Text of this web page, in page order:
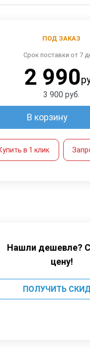
ПОД ЗАКАЗ
Срок поставки от 7
2 990
3 900 руб.
В корзину
в 1 клик
Нашли дешевле?
цену!
ПОЛУЧИТЬ